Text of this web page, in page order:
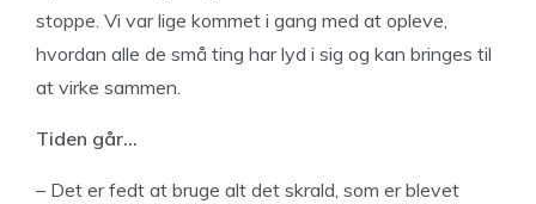
stoppe. Vi var lige kommet i gang med at opleve,
hvordan alle de små ting har lyd i sig og kan bringes til
at virke sammen.
Tiden går…
– Det er fedt at bruge alt det skrald, som er blevet